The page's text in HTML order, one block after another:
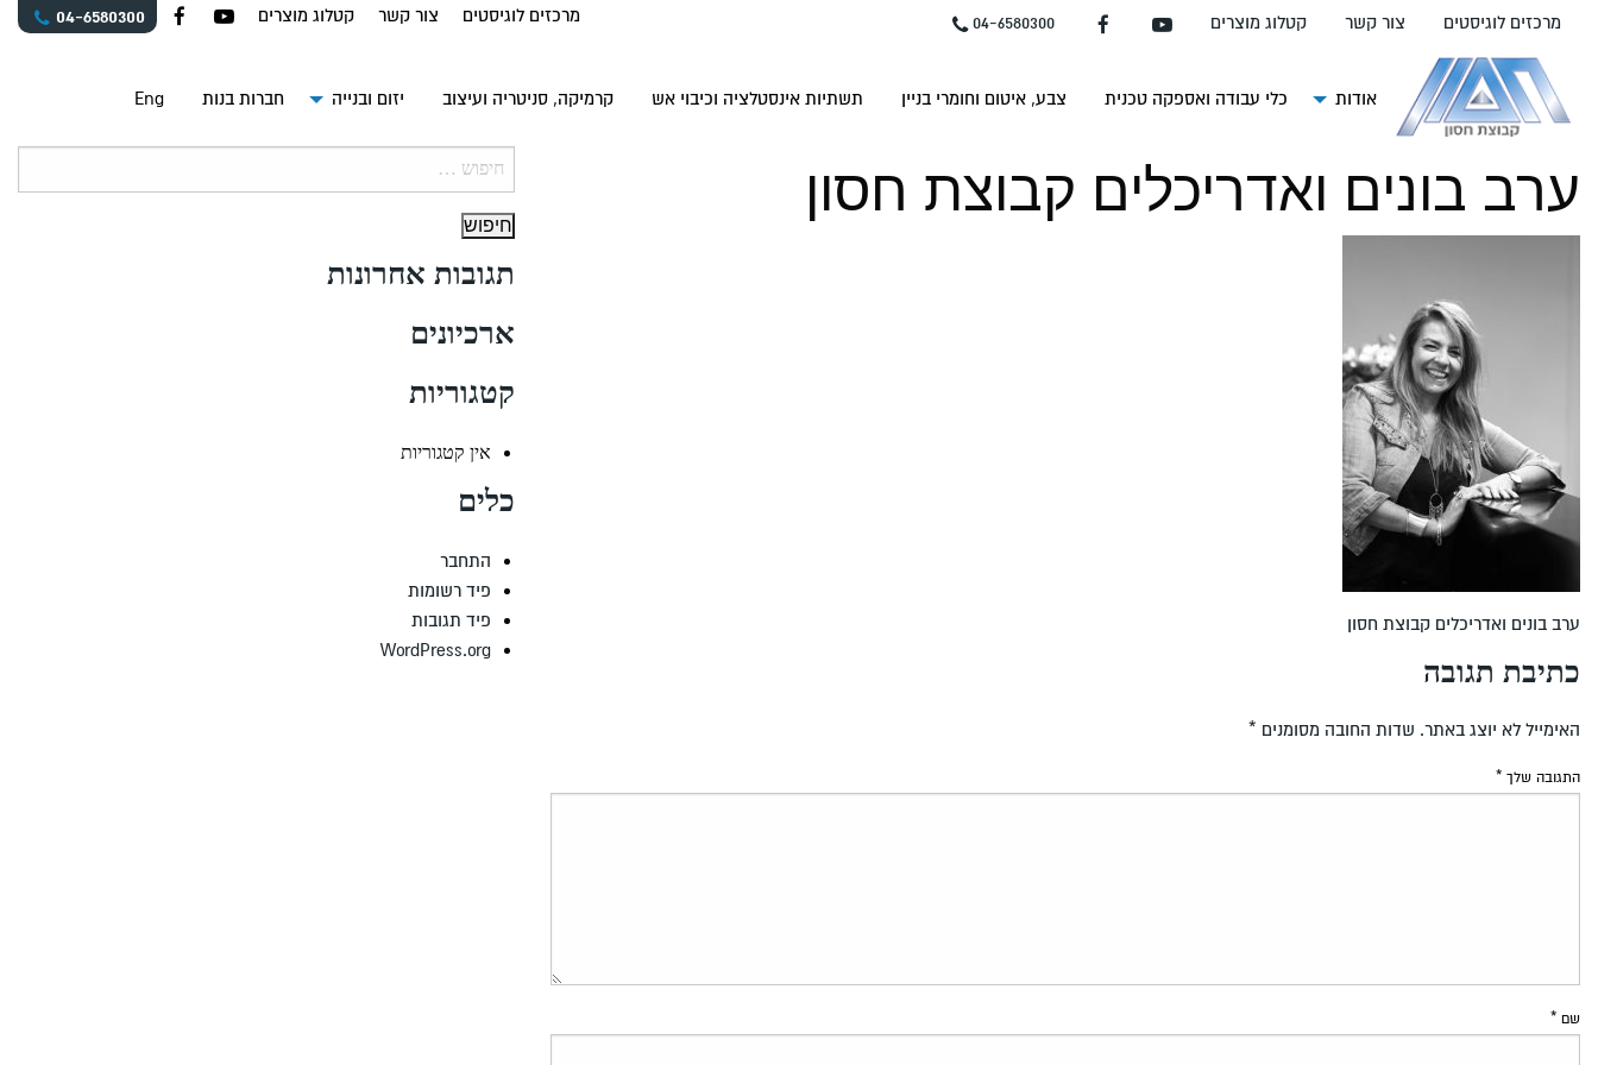
העמוד
מרכזים לוגיסטים צור קשר קטלוג מוצרים 04-6580300 מרכזים לוגיסטים צור קשר קטלוג מוצרים 04-6580300
אודות כלי עבודה ואספקה טכנית צבע, איטום וחומרי בניין תשתיות אינסטלציה וכיבוי אש קרמיקה, סניטריה ועיצוב יזום ובנייה חברות בנות Eng
ערב בונים ואדריכלים קבוצת חסון
ערב בונים ואדריכלים קבוצת חסון
כתיבת תגובה
האימייל לא יוצג באתר. שדות החובה מסומנים *
התגובה שלך *
שם *
תגובות אחרונות
ארכיונים
קטגוריות
אין קטגוריות
כלים
התחבר
פיד רשומות
פיד תגובות
WordPress.org